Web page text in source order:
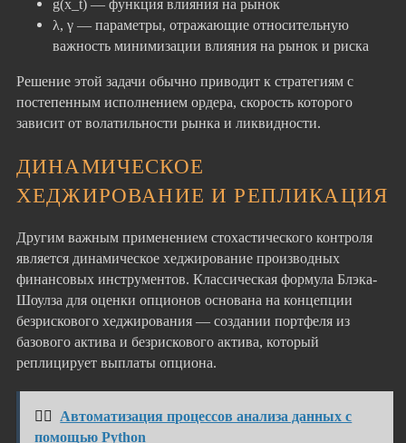
g(x_t) — функция влияния на рынок
λ, γ — параметры, отражающие относительную
важность минимизации влияния на рынок и риска
Решение этой задачи обычно приводит к стратегиям с
постепенным исполнением ордера, скорость которого
зависит от волатильности рынка и ликвидности.
ДИНАМИЧЕСКОЕ
ХЕДЖИРОВАНИЕ И РЕПЛИКАЦИЯ
Другим важным применением стохастического контроля
является динамическое хеджирование производных
финансовых инструментов. Классическая формула Блэка-
Шоулза для оценки опционов основана на концепции
безрискового хеджирования — создании портфеля из
базового актива и безрискового актива, который
реплицирует выплаты опциона.
👉🏻
Автоматизация процессов анализа данных с
помощью Python